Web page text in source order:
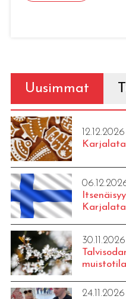
Uusimmat